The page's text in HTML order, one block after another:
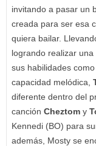
invitando a pasar un
creada para ser esa
quiera bailar.
logrando realizar
sus habilidades
capacidad melódica,
diferente dentro del
canción Cheztom y
Kennedi (BO) para
además, Mosty se